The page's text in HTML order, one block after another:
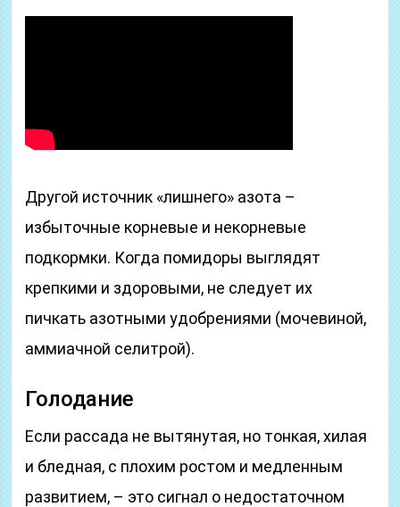
Другой источник «лишнего» азота –
избыточные корневые и некорневые
подкормки. Когда помидоры выглядят
крепкими и здоровыми, не следует их
пичкать азотными удобрениями (мочевиной,
аммиачной селитрой).
Голодание
Если рассада не вытянутая, но тонкая, хилая
и бледная, с плохим ростом и медленным
развитием, – это сигнал о недостаточном